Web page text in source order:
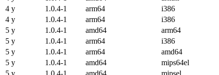
4 y
1.0.4-1 arm64
i386
4 y
1.0.4-1 arm64
i386
5 y
1.0.4-1 amd64
arm64
5 y
1.0.4-1 arm64
i386
5 y
1.0.4-1 arm64
amd64
5 y
1.0.4-1 amd64
mips64el
5 y
1.0.4-1 amd64
mipsel